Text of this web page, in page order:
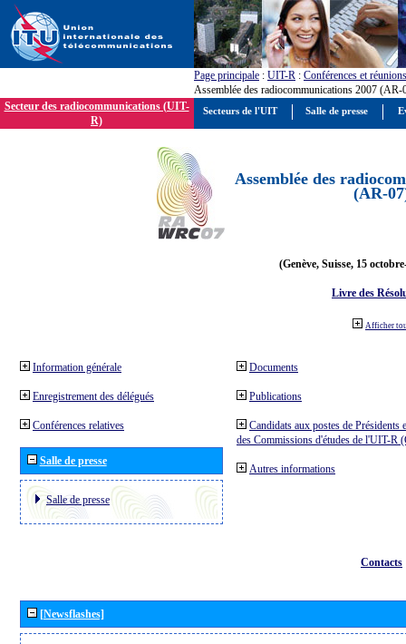
Page principale : UIT-R : Conférences et réunions
Assemblée des radiocommunications 2007 (AR-
Secteur des radiocommunications (UIT-
R)
Assemblée des
(AR-
(Genève, Suisse, 15
Livre des
Afficher
Information générale
Enregistrement des délégués
Conférences relatives
Salle de presse
Salle de presse
Documents
Publications
Candidats aux postes de Présidents
des Commissions d'études de l'UIT-R
Autres informations
Contacts
[Newsflashes]
Secteurs de l'UIT Salle de presse